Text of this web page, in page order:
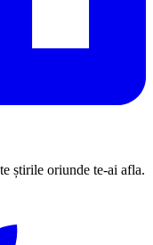
știrile oriunde te-ai afla.